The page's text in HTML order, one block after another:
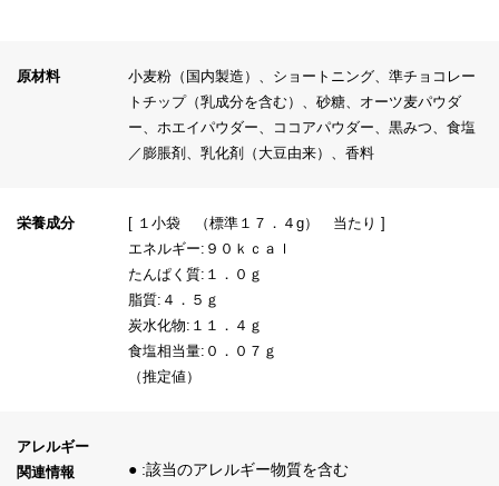
原材料
小麦粉（国内製造）、ショートニング、準チョコレー
トチップ（乳成分を含む）、砂糖、オーツ麦パウダ
ー、ホエイパウダー、ココアパウダー、黒みつ、食塩
／膨脹剤、乳化剤（大豆由来）、香料
栄養成分
[ １小袋 （標準１７．４g） 当たり ]
エネルギー:９０ｋｃａｌ
たんぱく質:１．０ｇ
脂質:４．５ｇ
炭水化物:１１．４ｇ
食塩相当量:０．０７ｇ
（推定値）
アレルギー
関連情報
● :該当のアレルギー物質を含む